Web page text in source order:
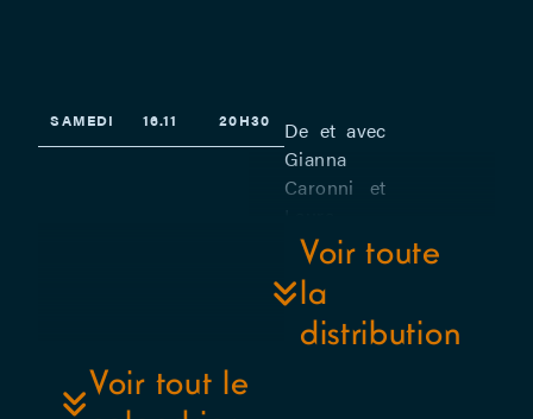
De et avec
Gianna
Caronni et
Caronni.
Voir toute
la
distribution
SAMEDI 16.11 20H30
Voir tout le